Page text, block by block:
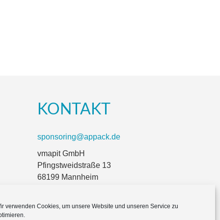
verwenden Cookies, um unsere Website und unseren Service zu
KONTAKT
sponsoring@appack.de
vmapit GmbH
Pfingstweidstraße 13
68199 Mannheim